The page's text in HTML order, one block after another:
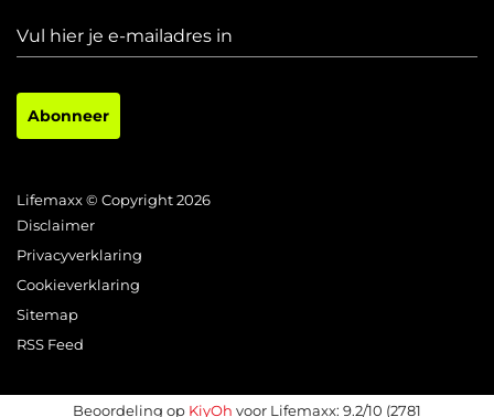
Abonneer
Lifemaxx © Copyright 2026
Disclaimer
Privacyverklaring
Cookieverklaring
Sitemap
RSS Feed
Beoordeling op KiyOh voor Lifemaxx: 9.2/10 (2781